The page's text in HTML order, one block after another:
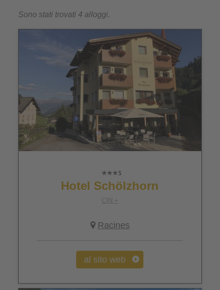
Sono stati trovati 4 alloggi.
Hotel Schölzhorn
CIN +
Racines
al sito web